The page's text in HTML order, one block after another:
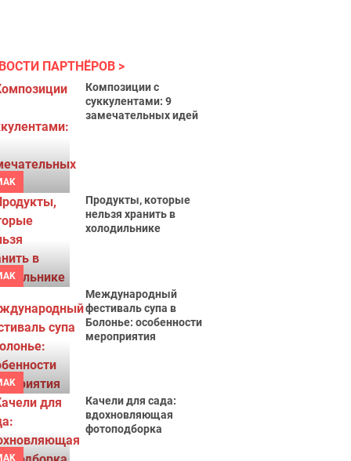
ПАРТНЁРОВ
Композиции с
суккулентами: 9
замечательных идей
Продукты, которые
нельзя хранить в
холодильнике
Международный
фестиваль супа в
Болонье: особенности
мероприятия
Качели для сада:
вдохновляющая
фотоподборка